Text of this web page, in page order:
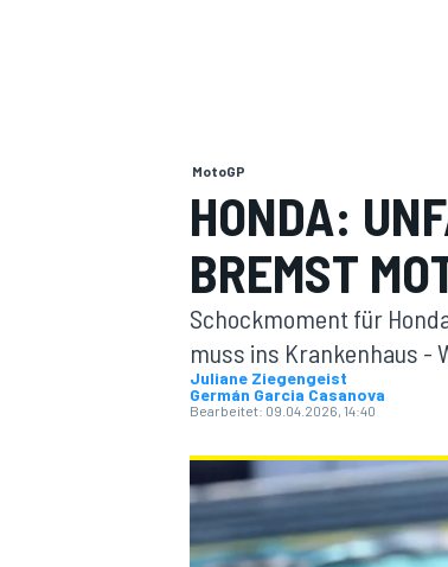
MOTOGP
MotoGP
HONDA:
BREMST
Schockmoment für
muss ins Krankenhaus -
Juliane Ziegengeist
Germán Garcia Casanova
Bearbeitet: 09.04.2026, 14:40